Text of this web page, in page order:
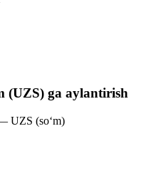
(UZS) ga aylantirish
UZS (soʻm)